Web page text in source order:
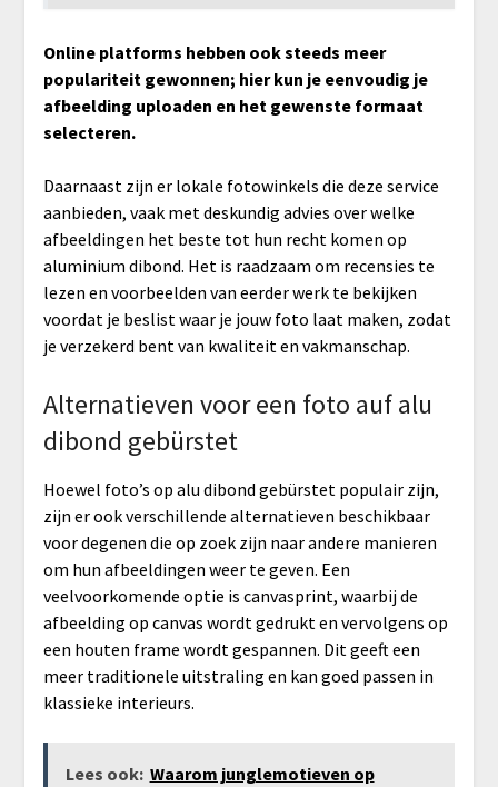
Online platforms hebben ook steeds meer
populariteit gewonnen; hier kun je eenvoudig je
afbeelding uploaden en het gewenste formaat
selecteren.
Daarnaast zijn er lokale fotowinkels die deze service
aanbieden, vaak met deskundig advies over welke
afbeeldingen het beste tot hun recht komen op
aluminium dibond. Het is raadzaam om recensies te
lezen en voorbeelden van eerder werk te bekijken
voordat je beslist waar je jouw foto laat maken, zodat
je verzekerd bent van kwaliteit en vakmanschap.
Alternatieven voor een foto auf alu
dibond gebürstet
Hoewel foto’s op alu dibond gebürstet populair zijn,
zijn er ook verschillende alternatieven beschikbaar
voor degenen die op zoek zijn naar andere manieren
om hun afbeeldingen weer te geven. Een
veelvoorkomende optie is canvasprint, waarbij de
afbeelding op canvas wordt gedrukt en vervolgens op
een houten frame wordt gespannen. Dit geeft een
meer traditionele uitstraling en kan goed passen in
klassieke interieurs.
Lees ook: Waarom junglemotieven op